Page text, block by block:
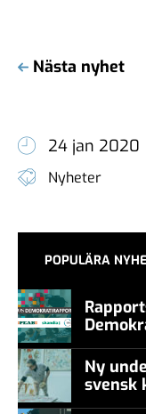
Nästa nyhet
24 jan 2020
Nyheter
POPULÄRA
Ny
svensk